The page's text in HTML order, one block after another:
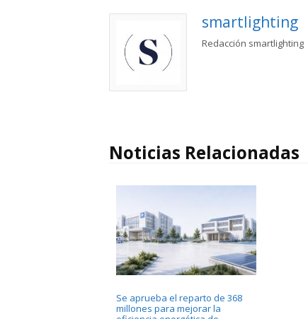
smartlighting
Redacción smartlighting
Noticias Relacionadas
Se aprueba el reparto de 368
millones para mejorar la